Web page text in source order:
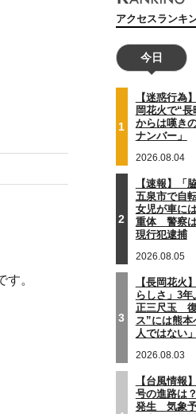
。
アクセスランキ
今日
1
【迷惑行為
岡花火で“
からは嘆き
ナンバー」
2026.08.04
2
【速報】「
五泉市で自
女児が車に
重体 警察は
現行犯逮捕
2026.08.05
3
【長岡花火
らしさ」3
正三尺玉 復
ス”には熊
人ではない」
2026.08.03
【台風情報
号の進路は
発生 気象